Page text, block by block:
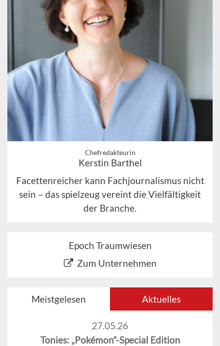
Chefredakteurin
Kerstin Barthel
Facettenreicher kann Fachjournalismus nicht
sein – das spielzeug vereint die Vielfältigkeit
der Branche.
Epoch Traumwiesen
Zum Unternehmen
Meistgelesen Aktuelles
27.05.26
Tonies: „Pokémon“-Special Edition